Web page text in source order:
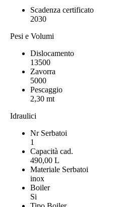
Scadenza certificato
2030
Pesi e Volumi
Dislocamento
13500
Zavorra
5000
Pescaggio
2,30 mt
Idraulici
Nr Serbatoi
1
Capacità cad.
490,00 L
Materiale Serbatoi
inox
Boiler
Si